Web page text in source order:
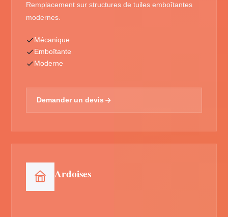
Remplacement sur structures de tuiles emboîtantes
modernes.
Mécanique
Emboîtante
Moderne
Demander un devis
Ardoises